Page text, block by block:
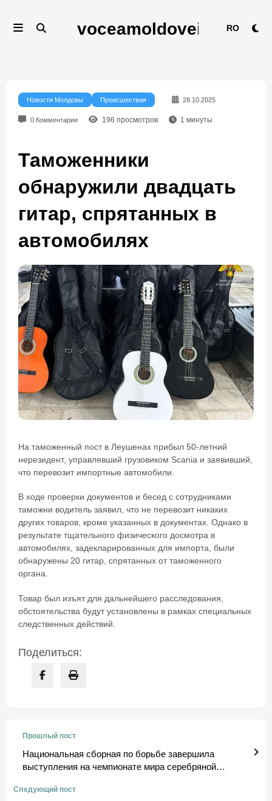
содержимому
RO
Новости Молдовы Происшествия 28.10.2025
0 Комментарии 196 просмотров 1 минуты
Таможенники
обнаружили двадцать
гитар, спрятанных в
автомобилях
На таможенный пост в Леушенах прибыл 50-летний
нерезидент, управлявший грузовиком Scania и заявивший,
что перевозит импортные автомобили.
В ходе проверки документов и бесед с сотрудниками
таможни водитель заявил, что не перевозит никаких
других товаров, кроме указанных в документах. Однако в
результате тщательного физического досмотра в
автомобилях, задекларированных для импорта, были
обнаружены 20 гитар, спрятанных от таможенного
органа.
Товар был изъят для дальнейшего расследования,
обстоятельства будут установлены в рамках специальных
следственных действий.
Поделиться:
Прошлый пост
Национальная сборная по борьбе завершила
выступления на чемпионате мира серебряной
Следующий пост